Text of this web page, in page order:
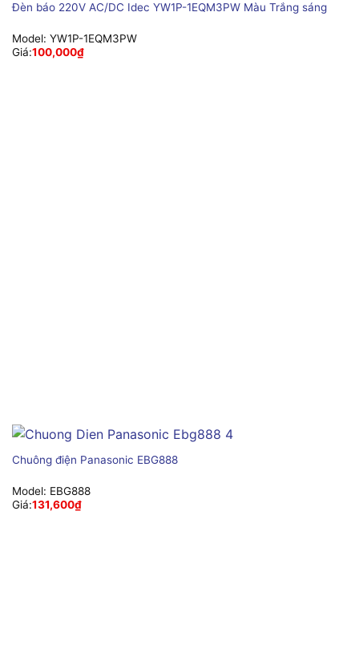
Đèn báo 220V AC/DC Idec YW1P-1EQM3PW Màu Trắng sáng
Model: YW1P-1EQM3PW
Giá:100,000₫
Chuông điện Panasonic EBG888
Model: EBG888
Giá:131,600₫